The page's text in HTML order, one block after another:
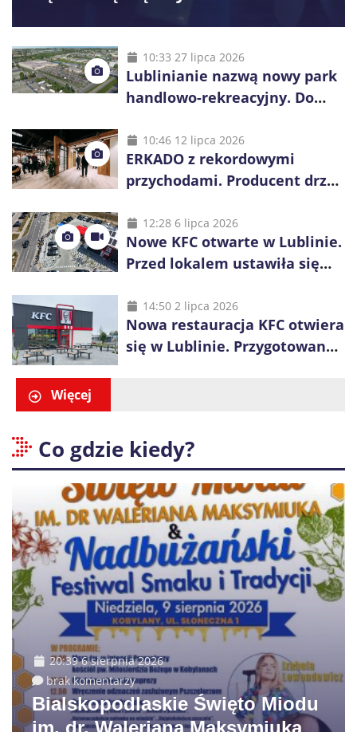
10:33 27 lipca 2026
Lublinianie nazwą nowy park
handlowo-rekreacyjny. Do
10:46 12 lipca 2026
ERKADO z rekordowymi
przychodami. Producent drzwi
inwestycje
12:28 6 lipca 2026
Nowe KFC otwarte w Lublinie.
Przed lokalem ustawiła się
14:50 2 lipca 2026
Nowa restauracja KFC otwiera
się w Lublinie. Przygotowano
Więcej
Co gdzie kiedy?
20:39 6 sierpnia 2026
brak komentarzy
Bialskopodlaskie Święto Miodu
im. dr. Waleriana Maksymiuka